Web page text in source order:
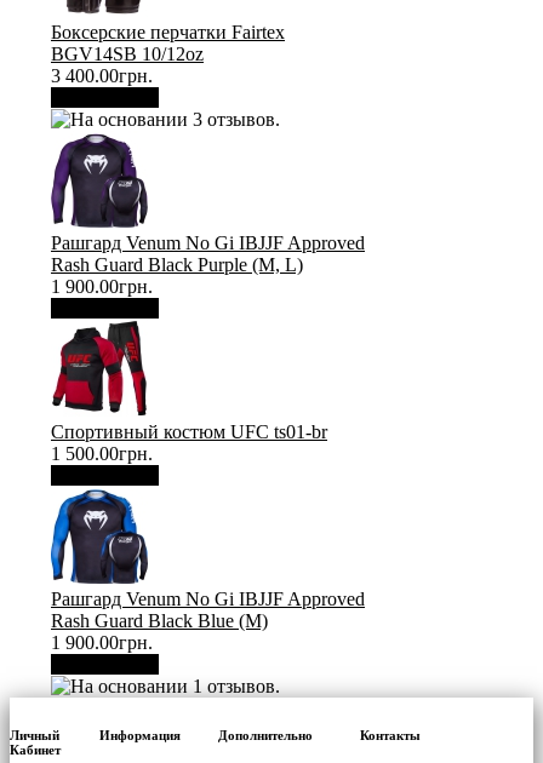
Боксерские перчатки Fairtex
BGV14SB 10/12oz
3 400.00грн.
Рашгард Venum No Gi IBJJF Approved
Rash Guard Black Purple (М, L)
1 900.00грн.
Спортивный костюм UFC ts01-br
1 500.00грн.
Рашгард Venum No Gi IBJJF Approved
Rash Guard Black Blue (М)
1 900.00грн.
Личный
Кабинет
Информация Дополнительно Контакты